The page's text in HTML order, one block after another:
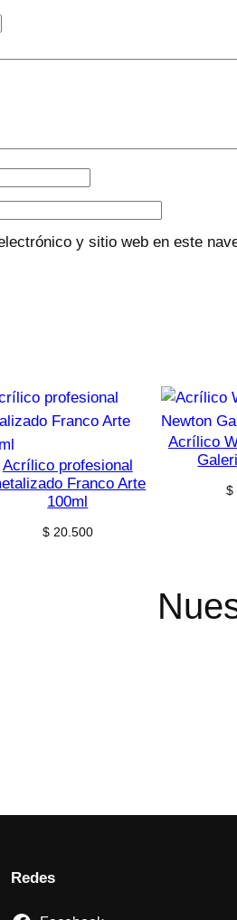
y sitio web en este
Acrílico profesional
Franco Arte
100ml
$20.500
Acrílico
$
Redes